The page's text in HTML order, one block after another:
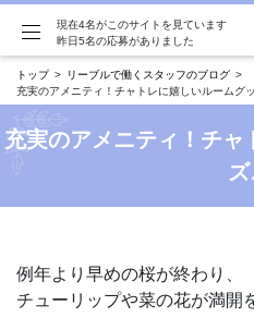
現在4名がこのサイトを見ています
昨日5名の応募がありました
トップ
リーブルで働くスタッフのブログ
充実のアメニティ！チャトレに嬉しいルームグ
充実のアメニティ！チャ
ズ
例年より早めの桜が終わり、
チューリップや菜の花が満開